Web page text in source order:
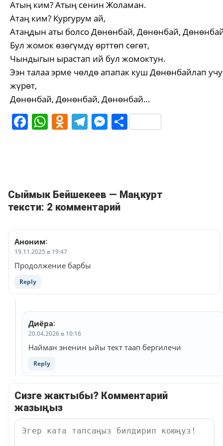
Атың ким? Атың сенин Жоламан.
Атаң ким? Кургурум ай,
Атаңдын аты болсо Дөнөнбай, Дөнөнбай,
Бул жомок өзөгүмдү өрттөп сөгөт,
Чындыгын ырастап ий бул жомоктун.
Ээн талаа эрме чөлдө апапак куш Дөнөнбайлап
жүрөт,
Дөнөнбай, Дөнөнбай, Дөнөнбай…
Facebook
WhatsApp
Odnoklassniki
Telegram
Messenger
Share
Сыймык Бейшекеев — Маңкурт
тексти: 2 комментарий
Аноним:
19.11.2025 в 19:47
Продолжение барбы
Reply
Диёра:
20.04.2026 в 10:16
Найман эненин ыйы тект таап бергилечи
Reply
Сизге жактыбы? Комментарий
жазыңыз